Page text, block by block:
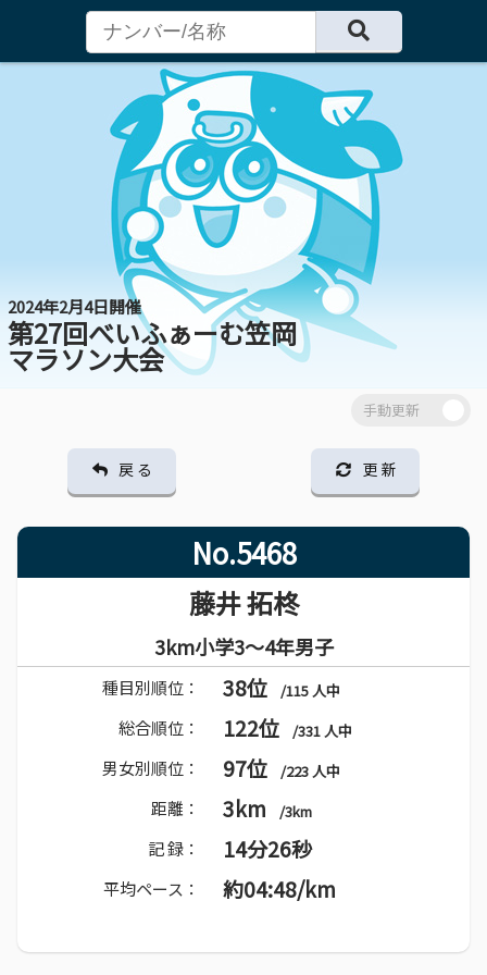
2024年2月4日開催
第27回べいふぁーむ笠岡
マラソン大会
戻 る 更 新
No.5468
藤井 拓柊
3km小学3～4年男子
種目別順位： 38位 /115 人中
総合順位： 122位 /331 人中
男女別順位： 97位 /223 人中
距離： 3km /3km
記 録： 14分26秒
平均ペース： 約04:48/km